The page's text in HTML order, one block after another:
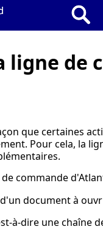
ligne de
que certaines
Pour cela, la
commande
document à
à-dire une chaîne